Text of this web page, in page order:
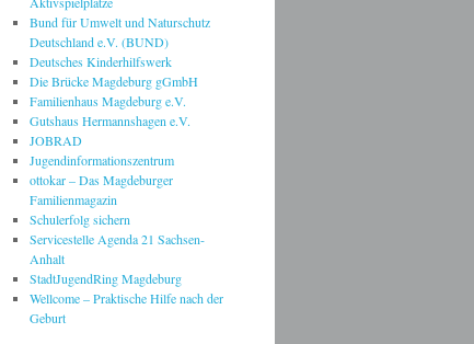
Bund für Umwelt und Naturschutz
Deutschland e.V. (BUND)
Deutsches Kinderhilfswerk
Die Brücke Magdeburg gGmbH
Familienhaus Magdeburg e.V.
Gutshaus Hermannshagen e.V.
JOBRAD
Jugendinformationszentrum
ottokar – Das Magdeburger
Familienmagazin
Schulerfolg sichern
Servicestelle Agenda 21 Sachsen-
Anhalt
StadtJugendRing Magdeburg
Wellcome – Praktische Hilfe nach der
Geburt